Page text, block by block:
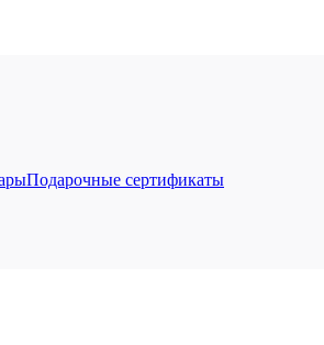
Подарочные сертификаты